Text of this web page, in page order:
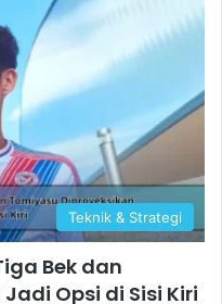
Teknik & Strategi
Bek dan
Opsi di Sisi Kiri